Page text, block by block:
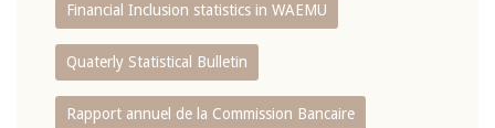
Financial Inclusion statistics in WAEMU
Quaterly Statistical Bulletin
Rapport annuel de la Commission Bancaire